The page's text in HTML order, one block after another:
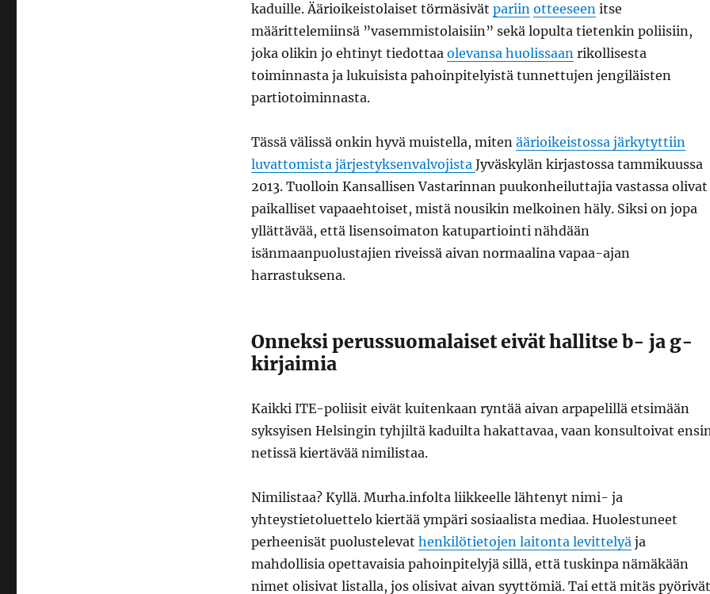
kaduille. Äärioikeistolaiset törmäsivät pariin otteeseenitse
määrittelemiinsä ”vasemmistolaisiin” sekä lopulta tietenkin poliisiin,
joka olikin jo ehtinyt tiedottaa olevansa huolissaanrikollisesta
toiminnasta ja lukuisista pahoinpitelyistä tunnettujen jengiläisten
partiotoiminnasta.
Tässä välissä onkin hyvä muistella, miten äärioikeistossa järkytyttiin
luvattomista järjestyksenvalvojista Jyväskylän kirjastossa tammikuussa
2013. Tuolloin Kansallisen Vastarinnan puukonheiluttajia vastassa olivat
paikalliset vapaaehtoiset, mistä nousikin melkoinen häly. Siksi on jopa
yllättävää, että lisensoimaton katupartiointi nähdään
isänmaanpuolustajien riveissä aivan normaalina vapaa-ajan
harrastuksena.
Onneksi perussuomalaiset eivät hallitse b- ja g-
kirjaimia
Kaikki ITE-poliisit eivät kuitenkaan ryntää aivan arpapelillä etsimään
syksyisen Helsingin tyhjiltä kaduilta hakattavaa, vaan konsultoivat
netissä kiertävää nimilistaa.
Nimilistaa? Kyllä. Murha.infolta liikkeelle lähtenyt nimi- ja
yhteystietoluettelo kiertää ympäri sosiaalista mediaa. Huolestuneet
perheenisät puolustelevat henkilötietojen laitonta levittelyäja
mahdollisia opettavaisia pahoinpitelyjä sillä, että tuskinpa nämäkään
nimet olisivat listalla, jos olisivat aivan syyttömiä. Tai että mitäs pyörivät